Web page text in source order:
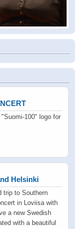
100" logo for
Helsinki
trip to Southern
in Loviisa with
a new Swedish
with a beautiful